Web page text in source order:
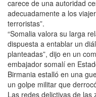
carece de una autoridad
adecuadamente a los
terroristas”.
“Somalia valora su larga
dispuesta a entablar un
planteadas”, dijo en un
embajador somalí en
Birmania estalló en una
un golpe militar que
Las redes delictivas de